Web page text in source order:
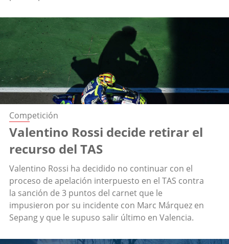
Competición
Valentino Rossi decide retirar el
recurso del TAS
Valentino Rossi ha decidido no continuar con el
proceso de apelación interpuesto en el TAS contra
la sanción de 3 puntos del carnet que le
impusieron por su incidente con Marc Márquez en
Sepang y que le supuso salir último en Valencia.